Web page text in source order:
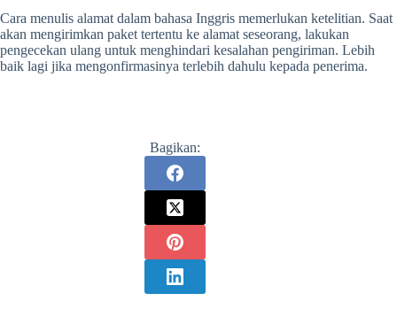
Cara menulis alamat dalam bahasa Inggris memerlukan ketelitian. Saat
akan mengirimkan paket tertentu ke alamat seseorang, lakukan
pengecekan ulang untuk menghindari kesalahan pengiriman. Lebih
baik lagi jika mengonfirmasinya terlebih dahulu kepada penerima.
Bagikan: